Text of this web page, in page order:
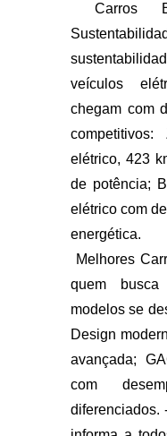
Carros
veículos
chegam com
elétrico, 423
de potência;
elétrico com
energética.
Melhores
quem busca
modelos se
Design
avançada;
com
diferenciados.